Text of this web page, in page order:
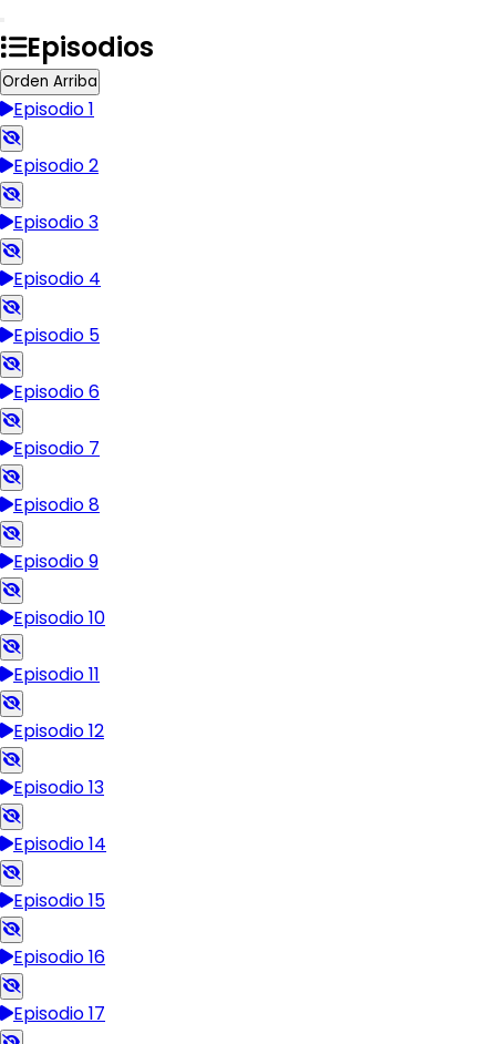
Episodios
Orden Arriba
Episodio 1
Episodio 2
Episodio 3
Episodio 4
Episodio 5
Episodio 6
Episodio 7
Episodio 8
Episodio 9
Episodio 10
Episodio 11
Episodio 12
Episodio 13
Episodio 14
Episodio 15
Episodio 16
Episodio 17